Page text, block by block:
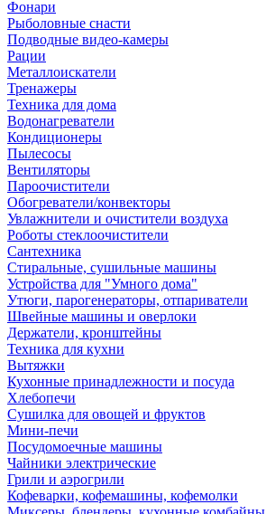
Фонари
Рыболовные снасти
Подводные видео-камеры
Рации
Металлоискатели
Тренажеры
Техника для дома
Водонагреватели
Кондиционеры
Пылесосы
Вентиляторы
Пароочистители
Обогреватели/конвекторы
Увлажнители и очистители воздуха
Роботы стеклоочистители
Сантехника
Стиральные, сушильные машины
Устройства для "Умного дома"
Утюги, парогенераторы, отпариватели
Швейные машины и оверлоки
Держатели, кронштейны
Техника для кухни
Вытяжки
Кухонные принадлежности и посуда
Хлебопечи
Сушилка для овощей и фруктов
Мини-печи
Посудомоечные машины
Чайники электрические
Грили и аэрогрили
Кофеварки, кофемашины, кофемолки